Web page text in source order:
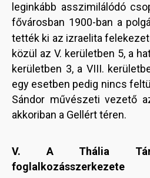
leginkább asszimilálódó
fővárosban 1900-ban a
tették ki az izraelita
közül az V. kerületben 5, a
kerületben 3, a VIII.
egy esetben pedig nincs
Sándor művészeti vezető
akkoriban a Gellért téren.
V. A Thália
foglalkozásszerkezete